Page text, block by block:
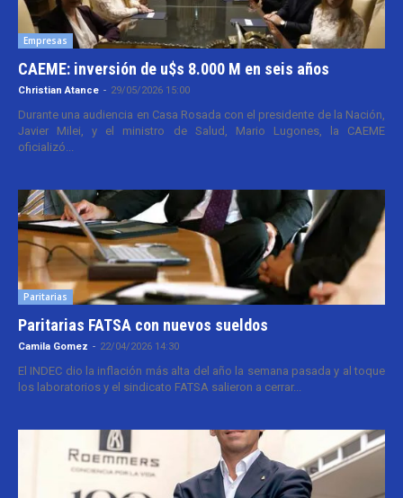
Empresas
CAEME: inversión de u$s 8.000 M en seis años
Christian Atance - 29/05/2026 15:00
Durante una audiencia en Casa Rosada con el presidente de la Nación,
Javier Milei, y el ministro de Salud, Mario Lugones, la CAEME
oficializó...
Paritarias
Paritarias FATSA con nuevos sueldos
Camila Gomez - 22/04/2026 14:30
El INDEC dio la inflación más alta del año la semana pasada y al toque
los laboratorios y el sindicato FATSA salieron a cerrar...